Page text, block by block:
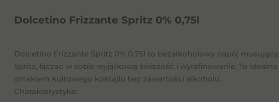
Dolcetino Frizzante Spritz 0% 0,75l
Dolcetino Frizzante Spritz 0% 0,75l to bezalkoholowy napój
Spritz, łącząc w sobie wyjątkową świeżość i wyrafinowanie. To
smakiem kultowego koktajlu bez zawartości alkoholu.
Charakterystyka: